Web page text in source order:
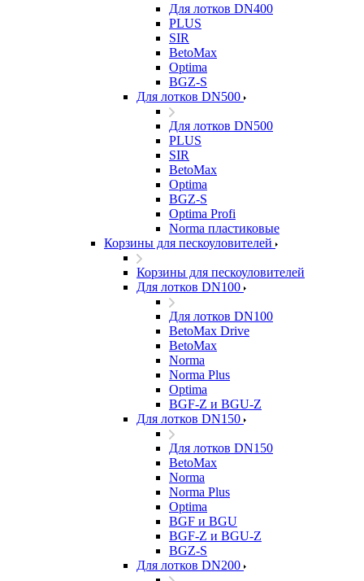
Для лотков DN400
PLUS
SIR
BetoMax
Optima
BGZ-S
Для лотков DN500
Для лотков DN500
PLUS
SIR
BetoMax
Optima
BGZ-S
Optima Profi
Norma пластиковые
Корзины для пескоуловителей
Корзины для пескоуловителей
Для лотков DN100
Для лотков DN100
BetoMax Drive
BetoMax
Norma
Norma Plus
Optima
BGF-Z и BGU-Z
Для лотков DN150
Для лотков DN150
BetoMax
Norma
Norma Plus
Optima
BGF и BGU
BGF-Z и BGU-Z
BGZ-S
Для лотков DN200